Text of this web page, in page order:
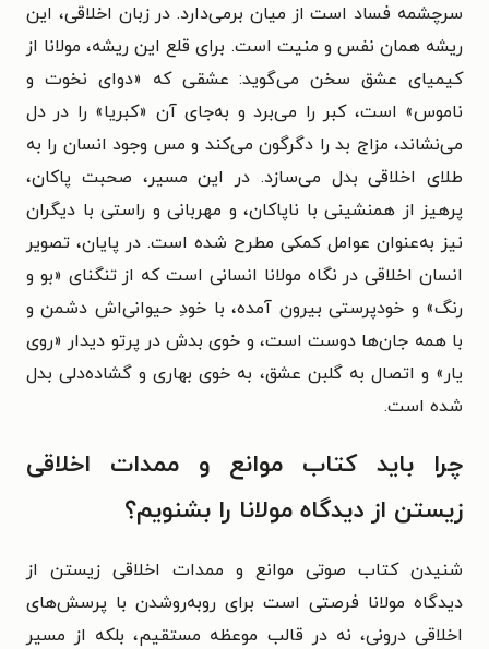
سرچشمه فساد است از میان برمی‌دارد. در زبان اخلاقی، این
ریشه همان نفس و منیت است. برای قلع این ریشه، مولانا از
کیمیای عشق سخن می‌گوید: عشقی که «دوای نخوت و
ناموس» است، کبر را می‌برد و به‌جای آن «کبریا» را در دل
می‌نشاند، مزاج بد را دگرگون می‌کند و مس وجود انسان را به
طلای اخلاقی بدل می‌سازد. در این مسیر، صحبت پاکان،
پرهیز از همنشینی با ناپاکان، و مهربانی و راستی با دیگران
نیز به‌عنوان عوامل کمکی مطرح شده است. در پایان، تصویر
انسان اخلاقی در نگاه مولانا انسانی است که از تنگنای «بو و
رنگ» و خودپرستی بیرون آمده، با خودِ حیوانی‌اش دشمن و
با همه جان‌ها دوست است، و خوی بدش در پرتو دیدار «روی
یار» و اتصال به گلبن عشق، به خوی بهاری و گشاده‌دلی بدل
شده است.
چرا باید کتاب موانع و ممدات اخلاقی
زیستن از دیدگاه مولانا را بشنویم؟
شنیدن کتاب صوتی موانع و ممدات اخلاقی زیستن از
دیدگاه مولانا فرصتی است برای روبه‌روشدن با پرسش‌های
اخلاقی درونی، نه در قالب موعظه مستقیم، بلکه از مسیر